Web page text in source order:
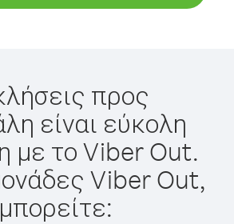
προς
είναι εύκολη
με το Viber Out.
Viber Out,
μπορείτε: